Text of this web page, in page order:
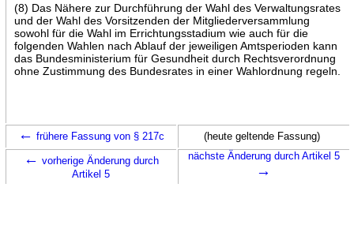
(8) Das Nähere zur Durchführung der Wahl des Verwaltungsrates
und der Wahl des Vorsitzenden der Mitgliederversammlung
sowohl für die Wahl im Errichtungsstadium wie auch für die
folgenden Wahlen nach Ablauf der jeweiligen Amtsperioden kann
das Bundesministerium für Gesundheit durch Rechtsverordnung
ohne Zustimmung des Bundesrates in einer Wahlordnung regeln.
← frühere Fassung von § 217c (heute geltende Fassung)
← vorherige Änderung durch
Artikel 5
nächste Änderung durch Artikel 5
→